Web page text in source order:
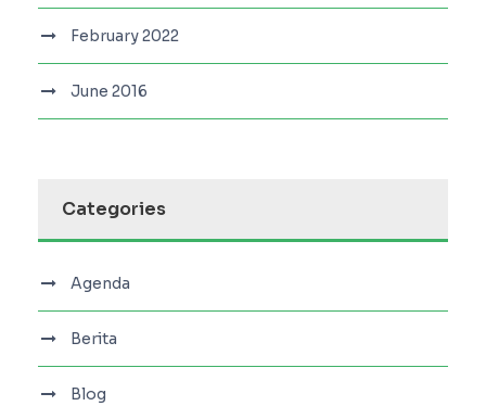
February 2022
June 2016
Categories
Agenda
Berita
Blog